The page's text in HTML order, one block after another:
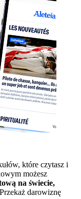
które czytasz i
możesz
na świecie,
Przekaż darowiznę